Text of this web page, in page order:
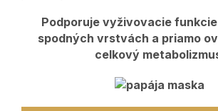
Podporuje vyživovacie
spodných vrstvách a priamo
celkový